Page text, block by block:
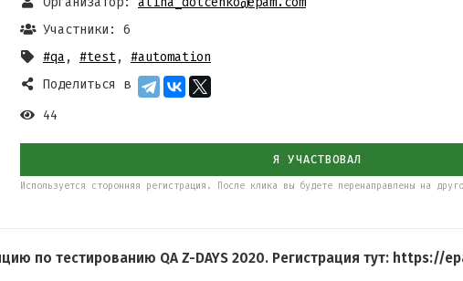
Участники: 6
#qa , #test, #automation
Поделиться в
44
Я УЧАСТВОВАЛ
Используется сторонняя регистрация. После клика вы будете перенаправлены на
по тестированию QA Z-DAYS 2020. Регистрация тут: https://